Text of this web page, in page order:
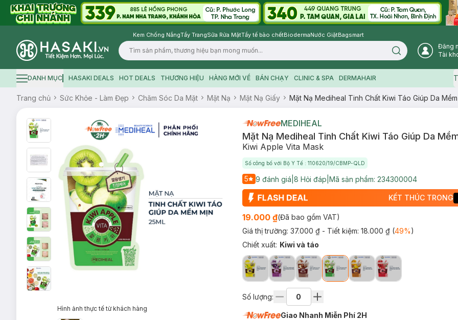
Kem Chống NắngTẩy TrangSữa Rửa MặtTẩy tế bào chếtBiodermaNước GiặtBagsmart
Logo
Search icon
Đăng
Tài
Hamburger icon
DANH MỤC HASAKI DEALS HOT DEALS THƯƠNG HIỆU HÀNG MỚI VỀ BÁN CHẠY CLINIC & SPA DERMAHAIR
Trang chủ Sức Khỏe - Làm Đẹp Chăm Sóc Da Mặt Mặt Nạ Mặt Nạ Giấy Mặt Nạ Mediheal Tinh Chất Kiwi Táo Giúp Da
Hình ảnh thực tế từ khách hàng
MEDIHEAL
Mặt Nạ Mediheal Tinh Chất Kiwi Táo Giúp Da
Kiwi Apple Vita Mask
Số công bố với Bộ Y Tế : 110620/19/CBMP-QLD
5 9 đánh giá 8 Hỏi đáp Mã sản phẩm: 234300004
KẾT THÚC TRONG
19.000 ₫(Đã bao gồm VAT)
Giá thị trường: 37.000 ₫ - Tiết kiệm: 18.000 ₫(49%)
Chiết xuất: Kiwi và táo
Số lượng:
Giao Nhanh Miễn Phí 2H